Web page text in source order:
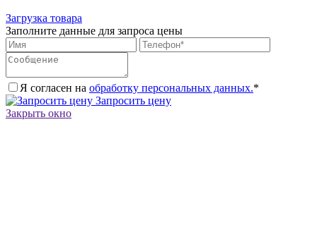
Загрузка товара
Заполните данные для запроса цены
Я согласен на обработку персональных данных.*
Запросить цену
Закрыть окно